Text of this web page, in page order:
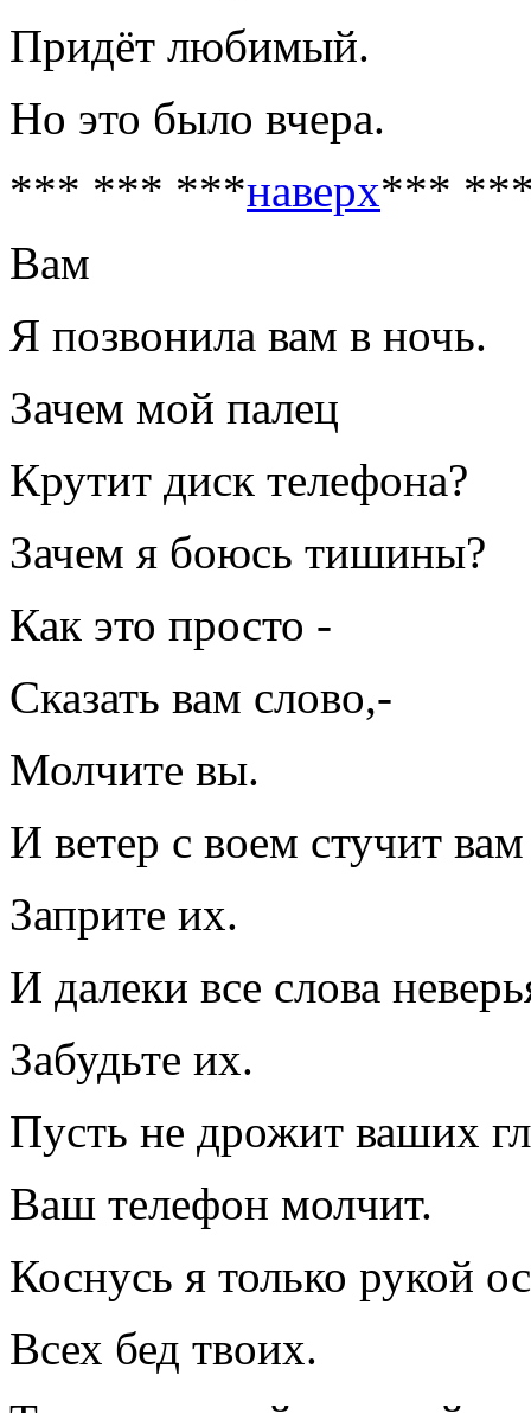
Придёт любимый.
Но это было вчера.
*** *** ***наверх***
Вам
Я позвонила вам в ночь.
Зачем мой палец
Крутит диск телефона?
Зачем я боюсь тишины?
Как это просто -
Сказать вам слово,-
Молчите вы.
И ветер с воем стучит
Заприте их.
И далеки все слова
Забудьте их.
Пусть не дрожит ваших
Ваш телефон молчит.
Коснусь я только рукой
Всех бед твоих.